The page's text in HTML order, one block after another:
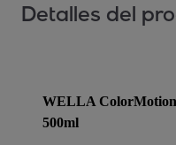
Detalles del
WELLA
500ml